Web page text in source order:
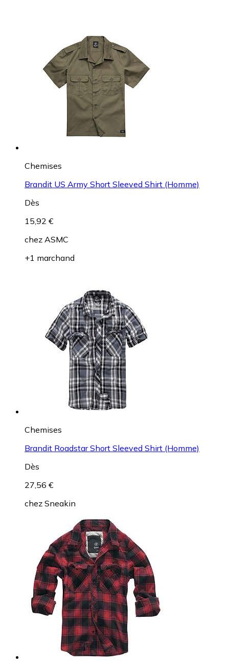
Chemises
Brandit US Army Short Sleeved Shirt (Homme)
Dès
15,92 €
chez ASMC
+1 marchand
Chemises
Brandit Roadstar Short Sleeved Shirt (Homme)
Dès
27,56 €
chez Sneakin